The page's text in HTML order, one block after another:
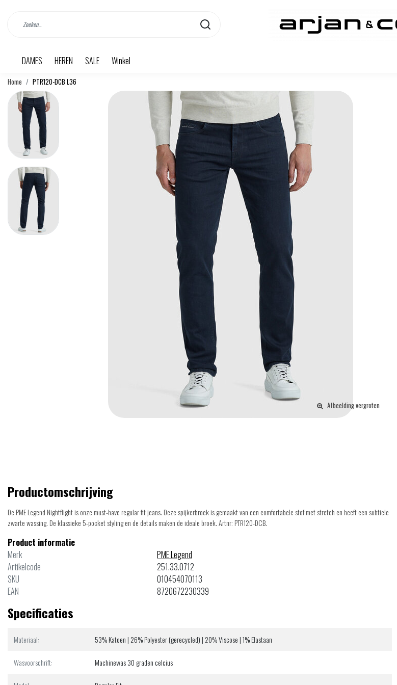
DAMES HEREN SALE Winkel
Home PTR120-DCB L36
Afbeelding vergroten
Productomschrijving
De PME Legend Nightflight is onze must-have regular fit jeans. Deze spijkerbroek is gemaakt van een comfortabele stof met stretch en heeft een subtiele
zwarte wassing. De klassieke 5-pocket styling en de details maken de ideale broek. Artnr: PTR120-DCB.
Product informatie
Merk
PME Legend
Artikelcode
251.33.0712
SKU
010454070113
EAN
8720672230339
Specificaties
Materiaal: 53% Katoen | 26% Polyester (gerecycled) | 20% Viscose | 1% Elastaan
Wasvoorschrift: Machinewas 30 graden celcius